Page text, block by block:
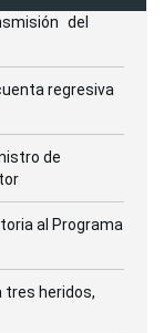
del
regresiva
de
al Programa
tres heridos,